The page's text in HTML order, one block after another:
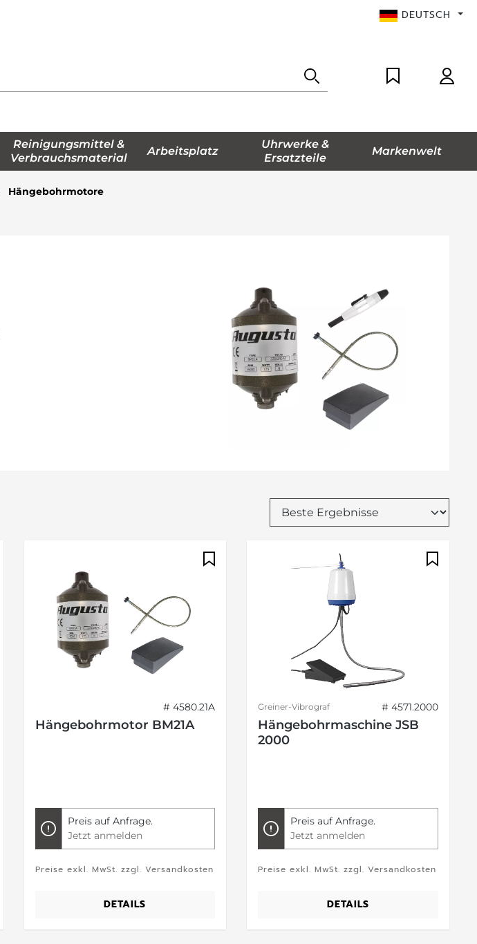
DEUTSCH
Reinigungsmittel &
Verbrauchsmaterial
Arbeitsplatz
Uhrwerke &
Ersatzteile
Markenwelt
Hängebohrmotore
# 4580.21A
Hängebohrmotor BM21A
Preis auf Anfrage.
Jetzt anmelden
Preise exkl. MwSt. zzgl. Versandkosten
DETAILS
Greiner-Vibrograf # 4571.2000
Hängebohrmaschine JSB
2000
Preis auf Anfrage.
Jetzt anmelden
Preise exkl. MwSt. zzgl. Versandkosten
DETAILS